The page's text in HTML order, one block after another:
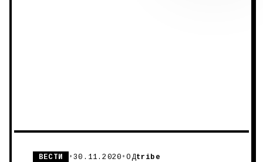
ВЕСТИ •30.11.2020 •ОДtribe